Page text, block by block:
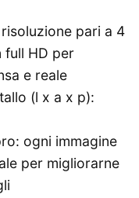
pari a 4
full HD per
e reale
(l x a x p):
ogni immagine
per migliorarne